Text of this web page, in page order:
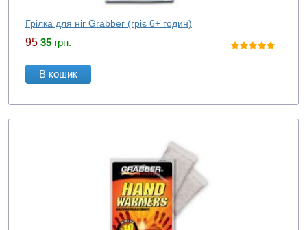
Грілка для ніг Grabber (гріє 6+ годин)
95 35 грн.
В кошик